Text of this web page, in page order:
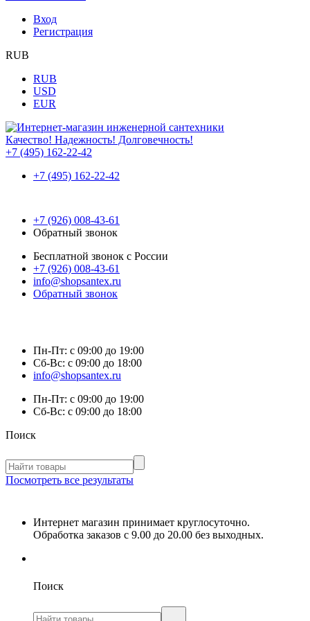
Вход
Регистрация
RUB
RUB
USD
EUR
Качество! Надежность! Долговечность!
+7 (495) 162-22-42
+7 (495) 162-22-42
+7 (926) 008-43-61
Обратный звонок
Бесплатной звонок с России
+7 (926) 008-43-61
info@shopsantex.ru
Обратный звонок
Пн-Пт: с 09:00 до 19:00
Сб-Вс: с 09:00 до 18:00
info@shopsantex.ru
Пн-Пт: с 09:00 до 19:00
Сб-Вс: с 09:00 до 18:00
Поиск
Посмотреть все результаты
Интернет магазин принимает круглосуточно.
Обработка заказов с 9.00 до 20.00 без выходных.
Поиск